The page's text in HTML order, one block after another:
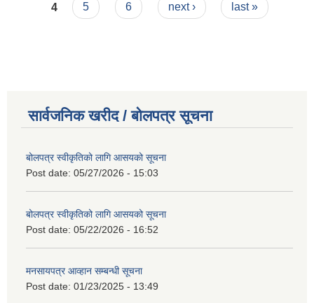
4
5 6 next › last »
सार्वजनिक खरीद / बोलपत्र सूचना
बोलपत्र स्वीकृतिको लागि आसयको सूचना
Post date: 05/27/2026 - 15:03
बोलपत्र स्वीकृतिको लागि आसयको सूचना
Post date: 05/22/2026 - 16:52
मनसायपत्र आव्हान सम्बन्धी सूचना
Post date: 01/23/2025 - 13:49